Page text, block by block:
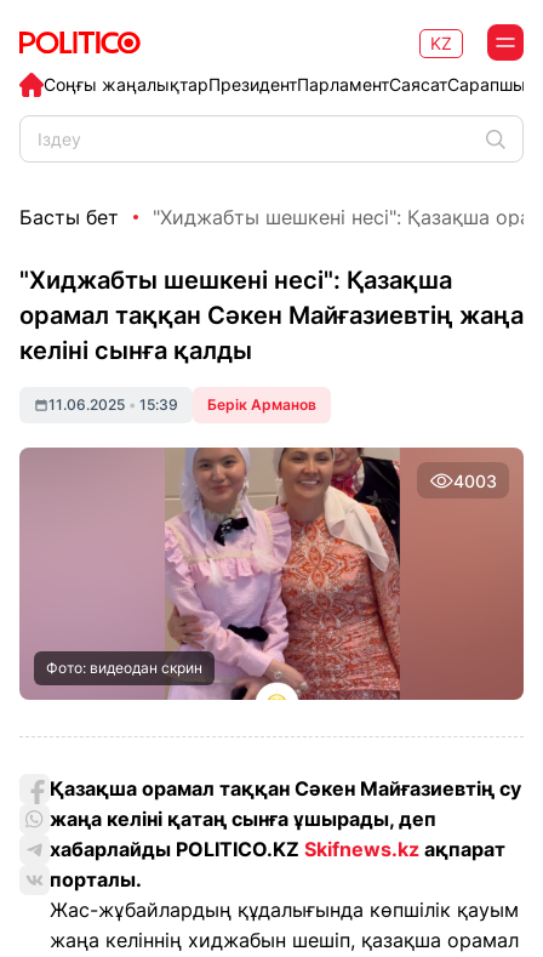
Соңғы жаңалықтарПрезидентПарламентСаясат
KZ
Басты бет "Хиджабты шешкені несі": Қазақша
"Хиджабты шешкені несі": Қазақша
орамал таққан Сәкен Майғазиевтің жаңа
келіні сынға қалды
11.06.2025 • 15:39 Берік Арманов
4003
Фото: видеодан скрин
Қазақша орамал таққан Сәкен Майғазиевтің су
жаңа келіні қатаң сынға ұшырады, деп
хабарлайды POLITICO.KZ Skifnews.kz ақпарат
порталы.
Жас-жұбайлардың құдалығында көпшілік қауым
жаңа келіннің хиджабын шешіп, қазақша орамал